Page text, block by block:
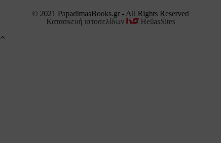
© 2021 PapadimasBooks.gr - All Rights Reserved
Κατασκευή ιστοσελίδων
HellasSites